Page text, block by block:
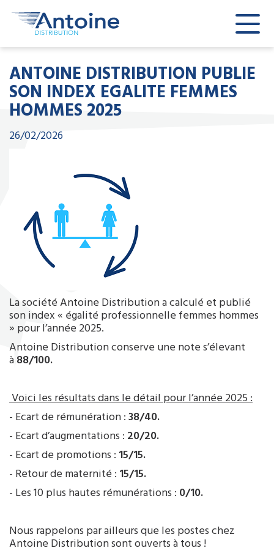
ANTOINE DISTRIBUTION PUBLIE
SON INDEX EGALITE FEMMES
HOMMES 2025
26/02/2026
La société Antoine Distribution a calculé et publié
son index « égalité professionnelle femmes hommes
» pour l’année 2025.
Antoine Distribution conserve une note s’élevant
à88/100.
Voici les résultats dans le détail pour l’année 2025 :
- Ecart de rémunération :38/40.
- Ecart d’augmentations : 20/20.
- Ecart de promotions : 15/15.
- Retour de maternité : 15/15.
- Les 10 plus hautes rémunérations : 0/10.
Nous rappelons par ailleurs que les postes chez
Antoine Distribution sont ouverts à tous !